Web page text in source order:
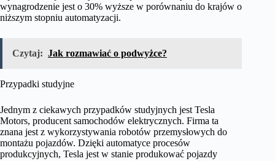
wynagrodzenie jest o 30% wyższe w porównaniu do krajów o
niższym stopniu automatyzacji.
Czytaj: Jak rozmawiać o podwyżce?
Przypadki studyjne
Jednym z ciekawych przypadków studyjnych jest Tesla
Motors, producent samochodów elektrycznych. Firma ta
znana jest z wykorzystywania robotów przemysłowych do
montażu pojazdów. Dzięki automatyce procesów
produkcyjnych, Tesla jest w stanie produkować pojazdy